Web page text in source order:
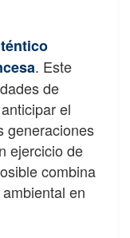
. Este
de
el
generaciones
ejercicio de
combina
en